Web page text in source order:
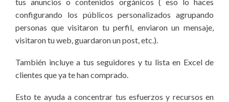
configurando los públicos personalizados agrupando
personas que visitaron tu perfil, enviaron un mensaje,
visitaron tu web, guardaron un post, etc.).
También incluye a tus seguidores y tu lista en Excel de
clientes que ya te han comprado.
Esto te ayuda a concentrar tus esfuerzos y recursos en